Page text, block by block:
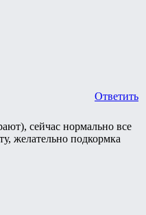
Ответить
сейчас нормально все
желательно подкормка